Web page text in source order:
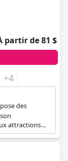
partir de 81 $
+4
des
attractions